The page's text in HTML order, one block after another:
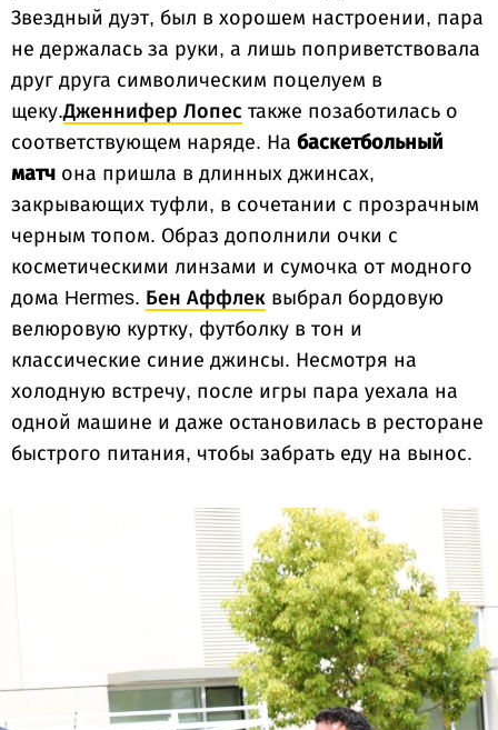
Звездный дуэт, был в хорошем настроении, пара
не держалась за руки, а лишь поприветствовала
друг друга символическим поцелуем в
щеку.Дженнифер Лопес также позаботилась о
соответствующем наряде. На баскетбольный
матч она пришла в длинных джинсах,
закрывающих туфли, в сочетании с прозрачным
черным топом. Образ дополнили очки с
косметическими линзами и сумочка от модного
дома Hermes. Бен Аффлек выбрал бордовую
велюровую куртку, футболку в тон и
классические синие джинсы. Несмотря на
холодную встречу, после игры пара уехала на
одной машине и даже остановилась в ресторане
быстрого питания, чтобы забрать еду на вынос.